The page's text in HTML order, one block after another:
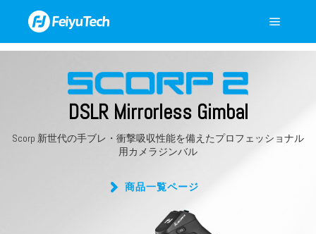
DSLR Mirrorless Gimbal
Scorp 新世代の手ブレ・衝撃吸収性能を備えたプロフェッショナル
用カメラジンバル
商品一覧ページ